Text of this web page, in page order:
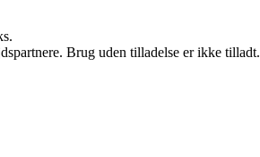
Brug uden tilladelse er ikke tilladt.